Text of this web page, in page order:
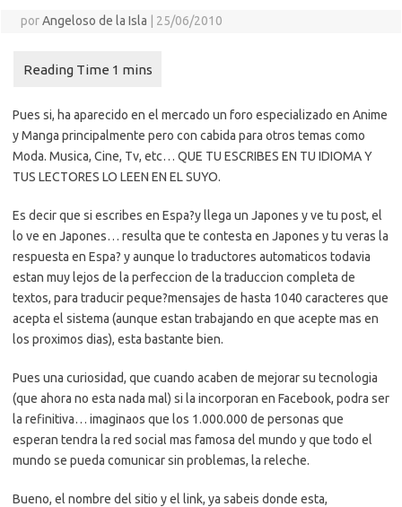
porAngeloso de la Isla 25/06/2010
Pues si, ha aparecido en el mercado un foro especializado en Anime
y Manga principalmente pero con cabida para otros temas como
Moda. Musica, Cine, Tv, etc… QUE TU ESCRIBES EN TU IDIOMA Y
TUS LECTORES LO LEEN EN EL SUYO.
Es decir que si escribes en Espa?y llega un Japones y ve tu post, el
lo ve en Japones… resulta que te contesta en Japones y tu veras la
respuesta en Espa? y aunque lo traductores automaticos todavia
estan muy lejos de la perfeccion de la traduccion completa de
textos, para traducir peque?mensajes de hasta 1040 caracteres que
acepta el sistema (aunque estan trabajando en que acepte mas en
los proximos dias), esta bastante bien.
Pues una curiosidad, que cuando acaben de mejorar su tecnologia
(que ahora no esta nada mal) si la incorporan en Facebook, podra ser
la refinitiva… imaginaos que los 1.000.000 de personas que
esperan tendra la red social mas famosa del mundo y que todo el
mundo se pueda comunicar sin problemas, la releche.
Bueno, el nombre del sitio y el link, ya sabeis donde esta,